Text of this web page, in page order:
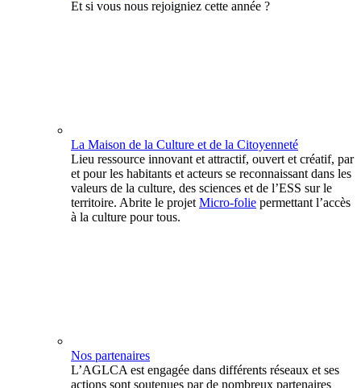
Et si vous nous rejoigniez cette année ?
La Maison de la Culture et de la Citoyenneté
Lieu ressource innovant et attractif, ouvert et créatif, par
et pour les habitants et acteurs se reconnaissant dans les
valeurs de la culture, des sciences et de l’ESS sur le
territoire. Abrite le projet Micro-folie permettant l’accès
à la culture pour tous.
Nos partenaires
L’AGLCA est engagée dans différents réseaux et ses
actions sont soutenues par de nombreux partenaires